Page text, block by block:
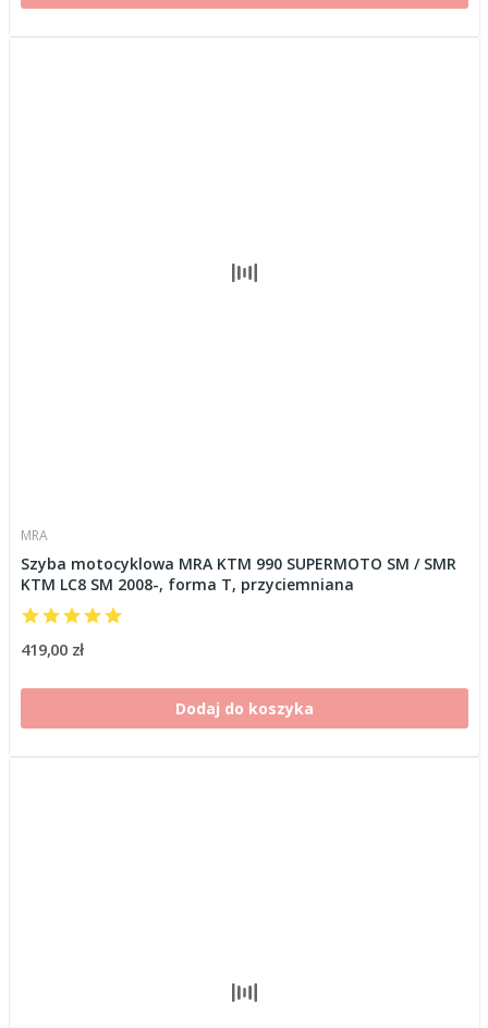
MRA
Szyba motocyklowa MRA KTM 990 SUPERMOTO SM / SMR
KTM LC8 SM 2008-, forma T, przyciemniana
419,00 zł
Dodaj do koszyka